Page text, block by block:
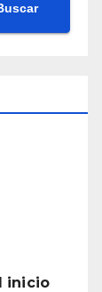
inicio